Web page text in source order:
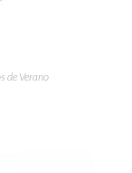
de Verano